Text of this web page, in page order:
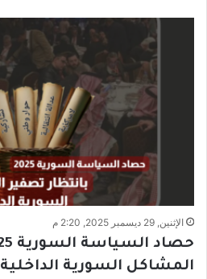
الإثنين, 29 ديسمبر 2025, 2:20 م
المشاكل السورية الداخلية